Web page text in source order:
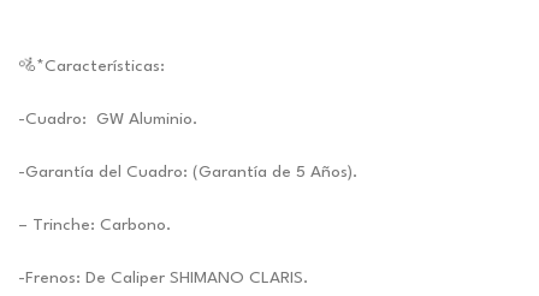
🚵*Características:
-Cuadro: GW Aluminio.
-Garantía del Cuadro: (Garantía de 5 Años).
– Trinche: Carbono.
-Frenos: De Caliper SHIMANO CLARIS.